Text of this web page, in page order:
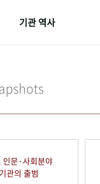
기관 역사
기관 변천사
인문·사회분야
관의 출범